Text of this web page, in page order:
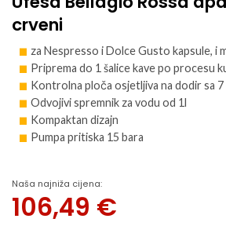
crveni
za Nespresso i Dolce Gusto kapsule, i
Priprema do 1 šalice kave po procesu
Kontrolna ploča osjetljiva na dodir sa 7
Odvojivi spremnik za vodu od 1l
Kompaktan dizajn
Pumpa pritiska 15 bara
Naša najniža cijena:
106,49 €